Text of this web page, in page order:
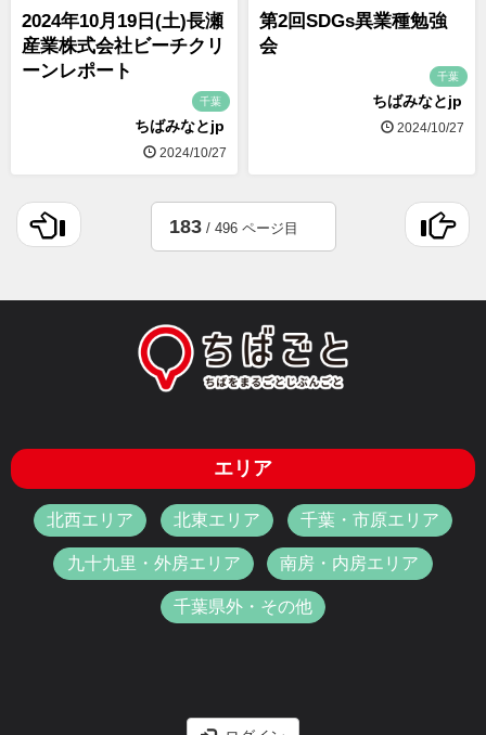
2024年10月19日(土)長瀬
産業株式会社ビーチクリ
ーンレポート
千葉
ちばみなとjp
2024/10/27
第2回SDGs異業種勉強
会
千葉
ちばみなとjp
2024/10/27
183/ 496 ページ目
エリア
北西エリア 北東エリア 千葉・市原エリア
九十九里・外房エリア 南房・内房エリア
千葉県外・その他